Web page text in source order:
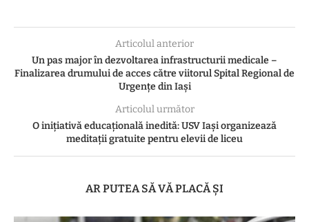
Articolul anterior
Un pas major în dezvoltarea infrastructurii medicale –
Finalizarea drumului de acces către viitorul Spital Regional de
Urgențe din Iași
Articolul următor
O inițiativă educațională inedită: USV Iași organizează
meditații gratuite pentru elevii de liceu
AR PUTEA SĂ VĂ PLACĂ ȘI